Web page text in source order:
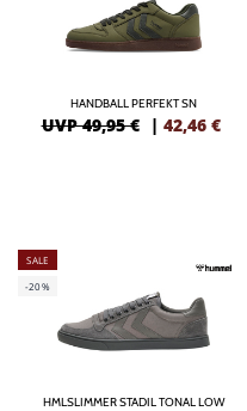
HANDBALL PERFEKT SN
UVP 49,95 € | 42,46 €
SALE
-20%
HMLSLIMMER STADIL TONAL LOW